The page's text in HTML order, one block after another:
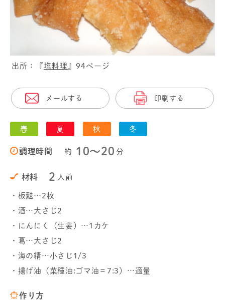
出所：『塩料理 』94ページ
メールする 印刷する
春 夏 秋 冬
調理時間 約 10〜20 分
材料 2 人前
・板麩…2枚
・酒…大さじ2
・にんにく（生姜）…1カケ
・葛…大さじ2
・海の精…小さじ1/3
・揚げ油（菜種油:ゴマ油＝7:3）…適量
作り方